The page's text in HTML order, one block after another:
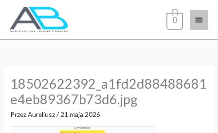
treści
menu
0
18502622392_a1fd2d88488681
e4eb89367b73d6.jpg
PrzezAureliusz/ 21 maja 2026